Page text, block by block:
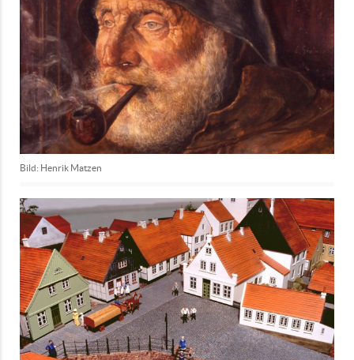
Bild: Henrik Matzen